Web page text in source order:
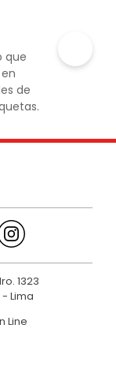
que
de
1323
Lima
Line